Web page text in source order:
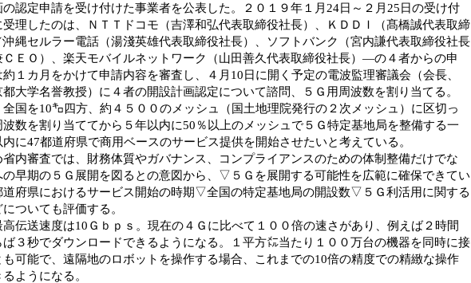
の認定申請を受け付けた事業者を公表した。２０１９年１月24日～２月25日の受け付
受理したのは、ＮＴＴドコモ（吉澤和弘代表取締役社長）、ＫＤＤＩ（髙橋誠代表取締
縄セルラー電話（湯淺英雄代表取締役社長）、ソフトバンク（宮内謙代表取締役社長
ＣＥＯ）、楽天モバイルネットワーク（山田善久代表取締役社長）―の４者からの申
１カ月をかけて申請内容を審査し、４月10日に開く予定の電波監理審議会（会長、
大学名誉教授）に４者の開設計画認定について諮問、５Ｇ用周波数を割り当てる。
国を10㌔四方、約４５００のメッシュ（国土地理院発行の２次メッシュ）に区切っ
波数を割り当ててから５年以内に50％以上のメッシュで５Ｇ特定基地局を整備する一
に47都道府県で商用ベースのサービス提供を開始させたいと考えている。
内審査では、財務体質やガバナンス、コンプライアンスのための体制整備だけでな
の早期の５Ｇ展開を図るとの意図から、▽５Ｇを展開する可能性を広範に確保できてい
府県におけるサービス開始の時期▽全国の特定基地局の開設数▽５Ｇ利活用に関する
ついても評価する。
伝送速度は10Ｇｂｐｓ。現在の４Ｇに比べて１００倍の速さがあり、例えば２時間
３秒でダウンロードできるようになる。１平方㍍当たり１００万台の機器を同時に接
可能で、遠隔地のロボットを操作する場合、これまでの10倍の精度での精緻な操作
ようになる。